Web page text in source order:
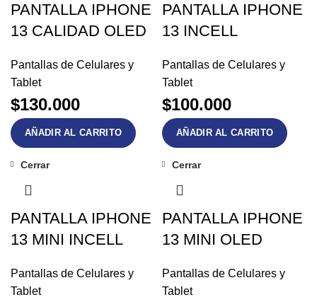
PANTALLA IPHONE
13 CALIDAD OLED
Pantallas de Celulares y
Tablet
$130.000
AÑADIR AL CARRITO
PANTALLA IPHONE
13 INCELL
Pantallas de Celulares y
Tablet
$100.000
AÑADIR AL CARRITO
Cerrar
PANTALLA IPHONE
13 MINI INCELL
Pantallas de Celulares y
Tablet
Cerrar
PANTALLA IPHONE
13 MINI OLED
Pantallas de Celulares y
Tablet